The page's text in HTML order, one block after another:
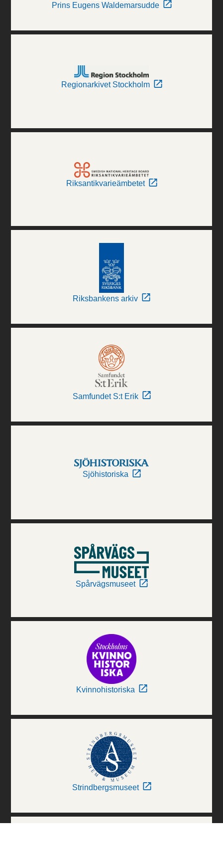
Prins Eugens Waldemarsudde
Regionarkivet Stockholm
Riksantikvarieämbetet
Riksbankens arkiv
Samfundet S:t Erik
Sjöhistoriska
Spårvägsmuseet
Kvinnohistoriska
Strindbergsmuseet